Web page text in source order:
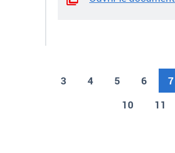
3 4 5 6 7
10
11